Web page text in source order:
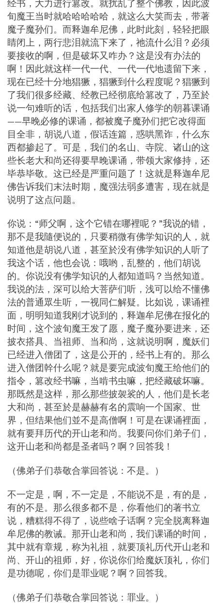
经书，大力进行篡改。就扰乱了整个佛教，因此波
旬魔王当时就哈哈哈哈哈，就这么大笑而去，带著
魔子魔孙们。而释迦牟尼佛，此时此刻，轻轻把眼
睛闭上，两行悲泪就流下来了，祂流什么泪？必须
要接收的啊，但是破坏又咋办？这是没有办法的
啊！因此就这样一代一代、一代一代地遗留下来，
现在已经十分地猖獗，猖獗到什么程度呢？猖獗到
了我们很多经藏、经教已经彻底给篡改了，乃至於
说一句难听的话，包括我们出家人修学的朝暮课诵
——早晚必修的课诵，都被魔子魔孙们把它改得面
目全非，胡说八道，假话连篇，惑哄黑诈，什么东
西都掺起了。可是，我们的名山、寺院、诸山的这
些长老大和尚还得要早晚课诵，带领大家修持，还
毕恭毕敬。这已经是严重问题了！这就是释迦牟尼
佛告诉我们末法时期，魔强法弱多遭害，现在就是
说明了这点问题。
你说：“师父啊，这个它错在哪裡呢？”我说的错，
那不是我隨便说的，只要稍微有佛学知识的人，就
知道他是胡说八道，甚至於没有佛学知识的人听了
我这个话，他也会说：哦哟，乱整的，他们胡说
的。你说没有佛学知识的人都知道吗？当然知道。
我说的法，深可以给大菩萨们听，浅可以给不懂佛
法的普通眾生听，一视同仁解疑。比如说，课诵裡
面，明明知道我刚才说到的，释迦牟尼佛在报化的
时间，这个波旬魔王发了愿，魔子魔孙要进来，还
披衣搭具、当祖师、当和尚，这就说明啊，魔妖们
已经进入僧团了，这是公开的，经书上有的。那么
进入僧团幹什么呢？就是要完成波旬魔王给他们的
指令，篡改经书嘛，当啃书虫嘛，把经藏破坏嘛。
那既然是这样，那么那些披袈裟的人，他们是长老
大和尚，甚至於是赫赫有名的震响一个国家、世
界，但结果他们並不是高僧啊！可是在课诵裡面，
就有要拜历代的开山老和尚。我要问你们弟子们，
这开山老和尚都是圣者吗？啊？回答我！
（佛弟子们恭敬合掌回答说：不是。）
不一定是，啊，不一定是，不能说不是，有的是，
有的不是。那么很多都不是，你看他们的著书立
说，糟糕得不得了，说些啥子话啊？完全脱离释迦
牟尼佛的教诫。那开山老和尚，我们课诵的时间，
其中就有章规，称为礼祖，就要顶礼历代开山老和
尚、开山的祖师，好，你说你们给魔妖顶礼，你们
是功德呢，你们是罪业呢？啊？回答我。
（佛弟子们恭敬合掌回答说：罪业。）